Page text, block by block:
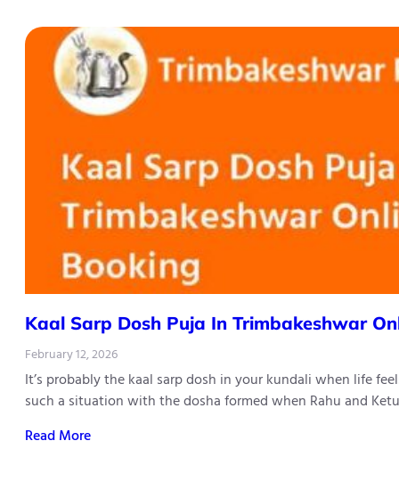
Kaal Sarp Dosh Puja In Trimbakeshwar
February 12, 2026
It’s probably the kaal sarp dosh in your kundali when life
such a situation with the dosha formed when Rahu and
Read More